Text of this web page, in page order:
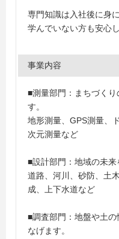
専門知識は入社後に身
学んでいない方も安心
事業内容
■測量部門：まちづく
す。
地形測量、GPS測量、
次元測量など
■設計部門：地域の未来
道路、河川、砂防、土
成、上下水道など
■調査部門：地盤や土
なげます。